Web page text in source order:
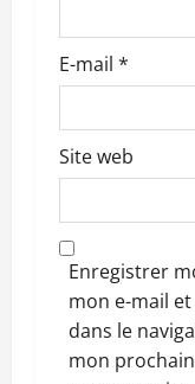
E-mail *
Site web
Enregistrer
mon e-mail
dans le
mon prochain